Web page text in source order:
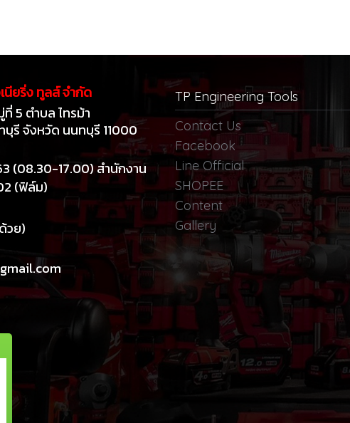
นียริ่ง ทูลส์ จำกัด
ที่ 5 ตำบล ไทรม้า
รี จังหวัด นนทบุรี 11000
(08.30-17.00) สำนักงาน
(ฟิล์ม)
วย)
TP Engineering Tools
Contact Us
Facebook
Line Official
SHOPEE
Content
Gallery